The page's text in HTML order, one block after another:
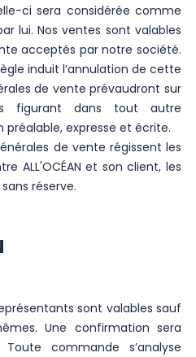
ci sera considérée comme
lui. Nos ventes sont valables
acceptés par notre société.
induit l’annulation de cette
de vente prévaudront sur
figurant dans tout autre
expresse et écrite.
de vente régissent les
ALL'OCÉAN et son client, les
réserve.
sont valables sauf
Une confirmation sera
commande s’analyse